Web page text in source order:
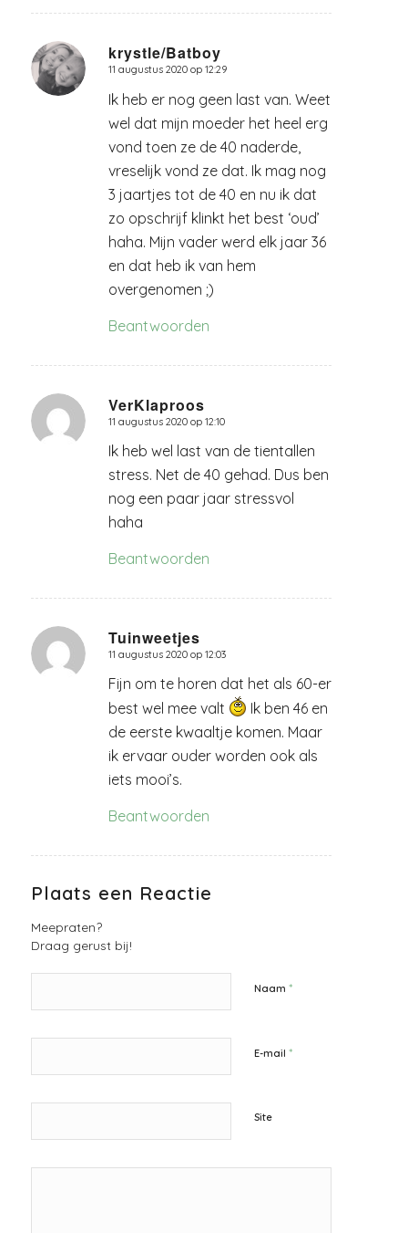
krystle/Batboy
zegt:
11 augustus 2020 op 12:29
Ik heb er nog geen last van. Weet
wel dat mijn moeder het heel erg
vond toen ze de 40 naderde,
vreselijk vond ze dat. Ik mag nog
3 jaartjes tot de 40 en nu ik dat
zo opschrijf klinkt het best ‘oud’
haha. Mijn vader werd elk jaar 36
en dat heb ik van hem
overgenomen ;)
Beantwoorden
VerKlaproos
zegt:
11 augustus 2020 op 12:10
Ik heb wel last van de tientallen
stress. Net de 40 gehad. Dus ben
nog een paar jaar stressvol
haha
Beantwoorden
Tuinweetjes
zegt:
11 augustus 2020 op 12:03
Fijn om te horen dat het als 60-er
best wel mee valt
Ik ben 46 en
de eerste kwaaltje komen. Maar
ik ervaar ouder worden ook als
iets mooi’s.
Beantwoorden
Plaats een Reactie
Meepraten?
Draag gerust bij!
Naam *
E-mail *
Site